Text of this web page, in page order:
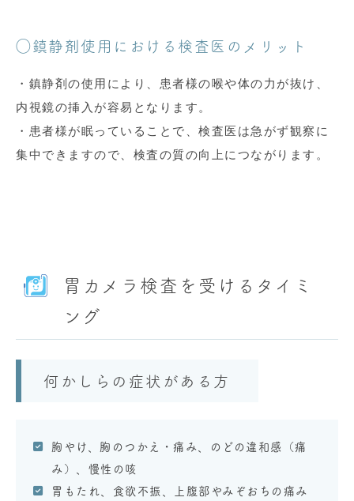
◯鎮静剤使用における検査医のメリット
・鎮静剤の使用により、患者様の喉や体の力が抜け、
内視鏡の挿入が容易となります。
・患者様が眠っていることで、検査医は急がず観察に
集中できますので、検査の質の向上につながります。
胃カメラ検査を受けるタイミ
ング
何かしらの症状がある方
胸やけ、胸のつかえ・痛み、のどの違和感（痛
み）、慢性の咳
胃もたれ、食欲不振、上腹部やみぞおちの痛み